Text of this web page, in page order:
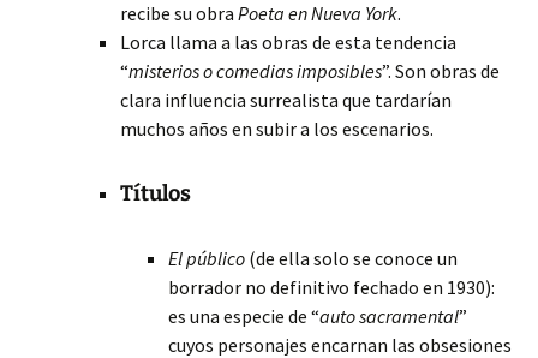
recibe su obra Poeta en Nueva York.
Lorca llama a las obras de esta tendencia
“misterios o comedias imposibles”. Son obras de
clara influencia surrealista que tardarían
muchos años en subir a los escenarios.
Títulos
El público (de ella solo se conoce un
borrador no definitivo fechado en 1930):
es una especie de “auto sacramental”
cuyos personajes encarnan las obsesiones